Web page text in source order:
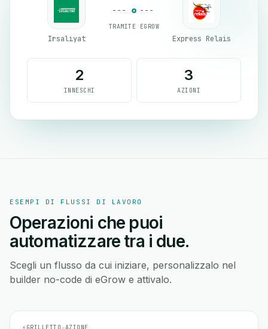
Irsaliyat
TRAMITE EGROW
Express Relais
2
INNESCHI
3
AZIONI
ESEMPI DI FLUSSI DI LAVORO
Operazioni che puoi
automatizzare tra i due.
Scegli un flusso da cui iniziare, personalizzalo nel
builder no-code di eGrow e attivalo.